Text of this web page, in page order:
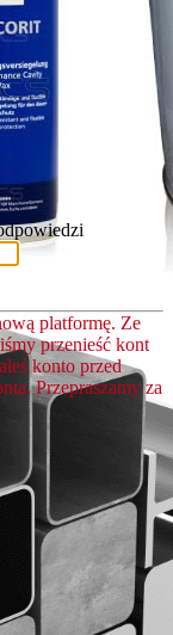
platformę. Ze
przenieść kont
konto przed
Przepraszamy za